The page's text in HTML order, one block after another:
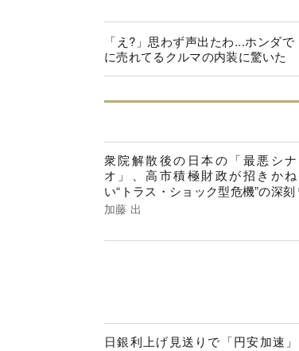
「え?」思わず声出たわ...ホンダで
に売れてるクルマの内装に驚いた
衆院解散後の日本の「最悪シナ
オ」、高市積極財政が招きか
い“トラス・ショック型危機”の深刻
加藤 出
日銀利上げ見送りで「円安加速」